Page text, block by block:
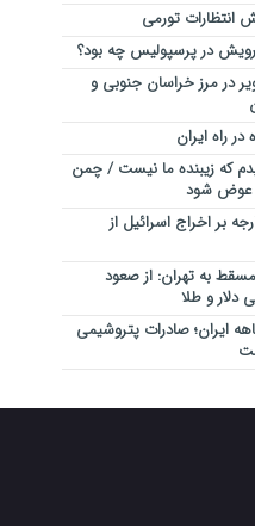
انتظارات تورمی
در پرسپولیس چه بود؟
در مرز خراسان جنوبی و
راه ایران
که زیبنده ما نیست / چمن
عوض شود
بر اخراج اسرائیل از
به تهران: از صعود
و طلا
تجارت ۴ ماهه ایران؛ صادرات پتروشیمی